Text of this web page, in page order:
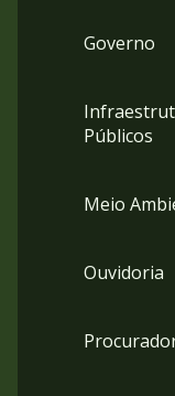
Governo
Públicos
Meio
Ouvidoria